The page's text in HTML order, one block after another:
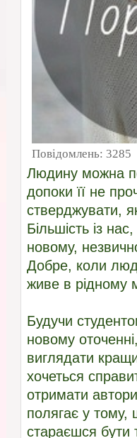
Повідомлень: 3285
Людину можна
допоки її не
стверджувати,
Більшість із
новому,
Добре, коли
живе в рідному
Будучи
новому
виглядати
хочеться
отримати
полягає у тому,
стараєшся бути